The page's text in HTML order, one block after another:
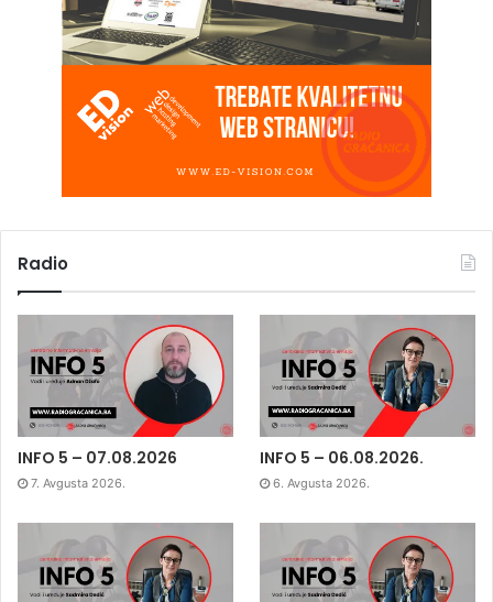
Radio
INFO 5 – 07.08.2026
7. Avgusta 2026.
INFO 5 – 06.08.2026.
6. Avgusta 2026.